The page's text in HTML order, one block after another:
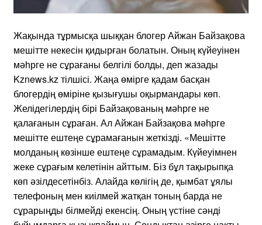
Жақында тұрмысқа шыққан блогер Айжан Байзақова
мешітте некесін қидырған болатын. Оның күйеуінен
мәһрге не сұрағаны белгілі болды, деп жазады
Kznews.kz тілшісі. Жаңа өмірге қадам басқан
блогердің өміріне қызығушы оқырмандары көп.
Желідегілердің бірі Байзақованың мәһрге не
қалағанын сұраған. Ал Айжан Байзақова мәһрге
мешітте ештеңе сұрамағанын жеткізді. «Мешітте
молданың көзінше ештеңе сұрамадым. Күйеуімнен
жеке сұрағым келетінін айттым. Біз бұл тақырыпқа
көп әзілдесетінбіз. Алайда көлігің де, қымбат ұялы
телефоның мен киілмей жатқан тоның барда не
сұрарыңды білмейді екенсің. Оның үстіне сәнді